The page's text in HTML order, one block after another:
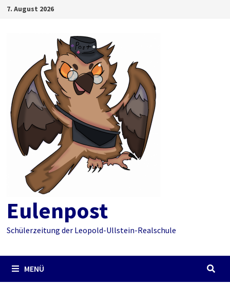
Zum7. August 2026
Eulenpost
Schülerzeitung der Leopold-Ullstein-Realschule
MENÜ